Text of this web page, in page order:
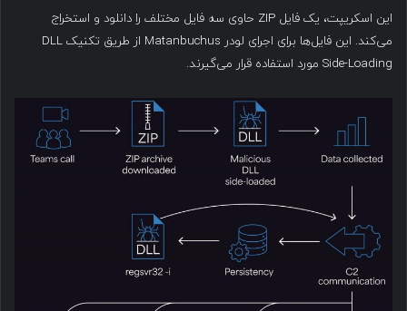
این اسکریپت، یک فایل ZIP حاوی سه فایل مختلف را دانلود و استخراج
می‌کند. این فایل‌ها برای اجرای لودر Matanbuchus از طریق تکنیک DLL
Side-Loading مورد استفاده قرار می‌گیرند.